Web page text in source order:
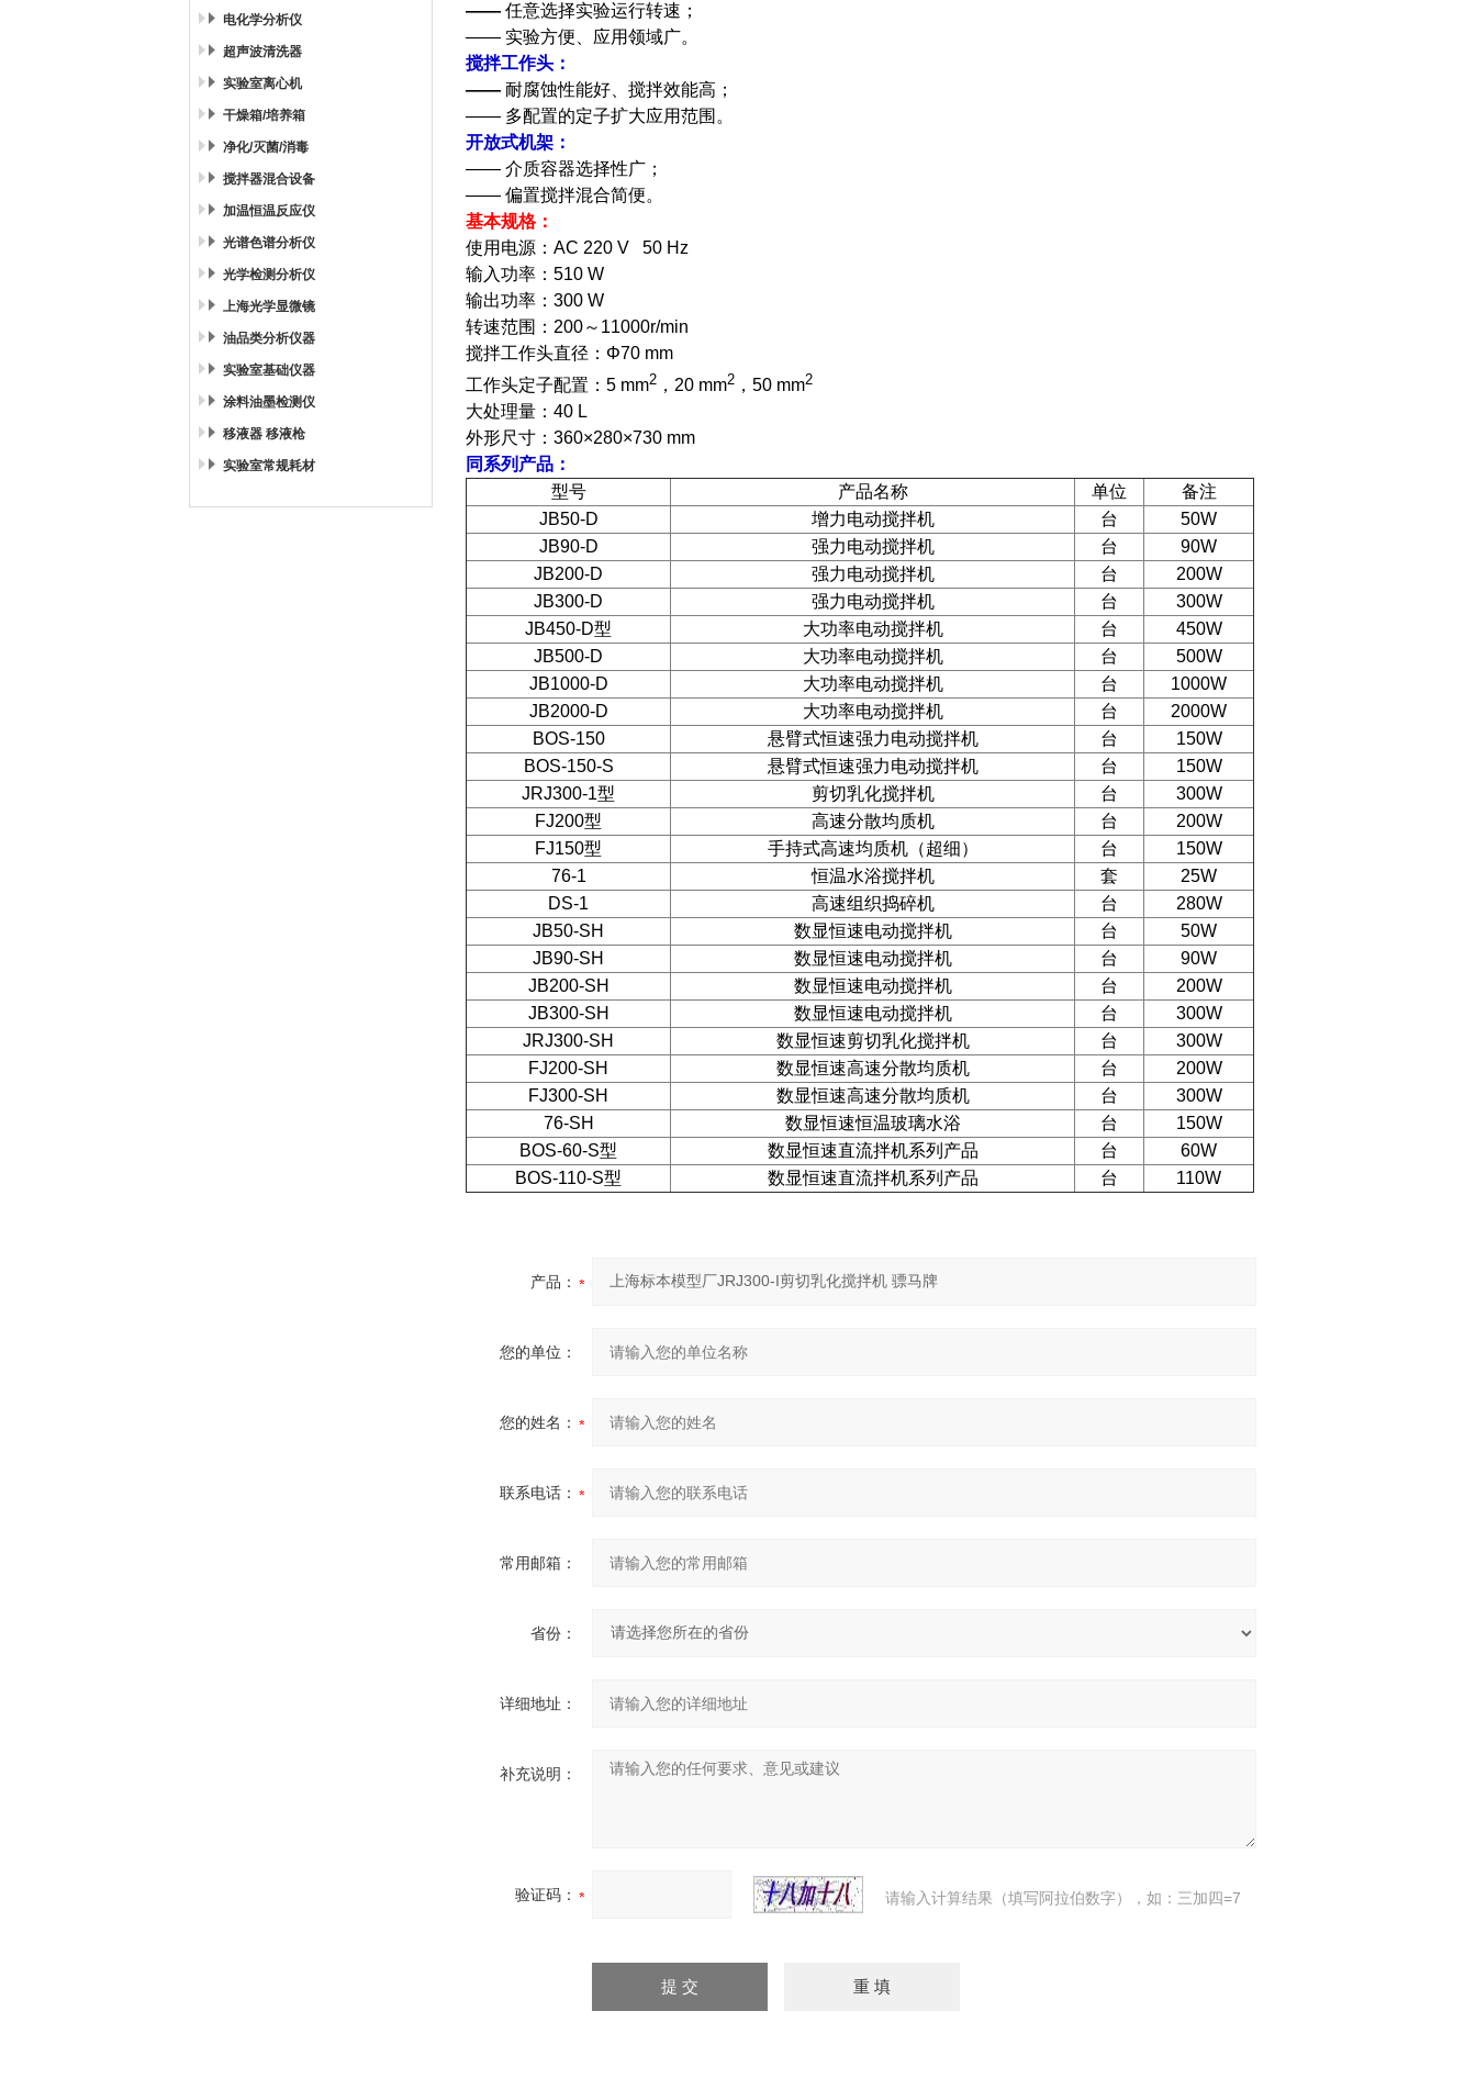
电化学分析仪
超声波清洗器
实验室离心机
干燥箱/培养箱
净化/灭菌/消毒
搅拌器混合设备
加温恒温反应仪
光谱色谱分析仪
光学检测分析仪
上海光学显微镜
油品类分析仪器
实验室基础仪器
涂料油墨检测仪
移液器 移液枪
实验室常规耗材
—— 任意选择实验运行转速；
—— 实验方便、应用领域广。
搅拌工作头：
—— 耐腐蚀性能好、搅拌效能高；
—— 多配置的定子扩大应用范围。
开放式机架：
—— 介质容器选择性广；
—— 偏置搅拌混合简便。
基本规格：
使用电源：AC 220 V 50 Hz
输入功率：510 W
输出功率：300 W
转速范围：200～11000r/min
搅拌工作头直径：Φ70 mm
工作头定子配置：5 mm2 ，20 mm2 ，50 mm2
大处理量：40 L
外形尺寸：360×280×730 mm
同系列产品：
型号
产品名称 单位
备注
JB50-D
增力电动搅拌机 台
50W
JB90-D
强力电动搅拌机 台
90W
JB200-D
强力电动搅拌机 台
200W
JB300-D
强力电动搅拌机 台
300W
JB450-D型
大功率电动搅拌机 台
450W
JB500-D
大功率电动搅拌机 台
500W
JB1000-D
大功率电动搅拌机 台
1000W
JB2000-D
大功率电动搅拌机 台
2000W
BOS-150
悬臂式恒速强力电动搅拌机 台
150W
BOS-150-S
悬臂式恒速强力电动搅拌机 台
150W
JRJ300-1型
剪切乳化搅拌机 台
300W
FJ200型
高速分散均质机 台
200W
FJ150型
手持式高速均质机（超细） 台
150W
76-1
恒温水浴搅拌机 套
25W
DS-1
高速组织捣碎机 台
280W
JB50-SH
数显恒速电动搅拌机 台
50W
JB90-SH
数显恒速电动搅拌机 台
90W
JB200-SH
数显恒速电动搅拌机 台
200W
JB300-SH
数显恒速电动搅拌机 台
300W
JRJ300-SH
数显恒速剪切乳化搅拌机 台
300W
FJ200-SH
数显恒速高速分散均质机 台
200W
FJ300-SH
数显恒速高速分散均质机 台
300W
76-SH
数显恒速恒温玻璃水浴 台
150W
BOS-60-S型
数显恒速直流拌机系列产品 台
60W
BOS-110-S型
数显恒速直流拌机系列产品 台 110W
产品：
您的单位：
您的姓名：
联系电话：
常用邮箱：
省份：
详细地址：
补充说明：
验证码： 请输入计算结果（填写阿拉伯数字），如：三加四=7